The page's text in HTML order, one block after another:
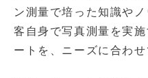
ン測量で培った知識や
客自身で写真測量を実
ートを、ニーズに合わせ